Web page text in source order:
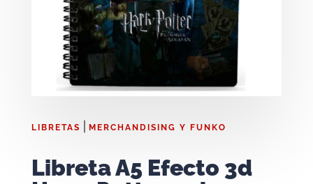
LIBRETAS MERCHANDISING Y FUNKO
Libreta A5 Efecto 3d